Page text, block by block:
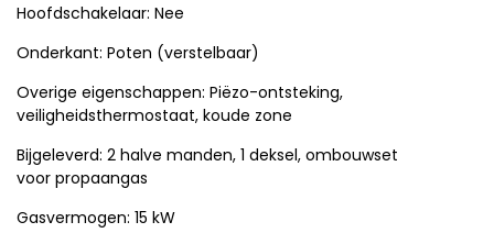
Hoofdschakelaar: Nee
Onderkant: Poten (verstelbaar)
Overige eigenschappen: Piëzo-ontsteking,
veiligheidsthermostaat, koude zone
Bijgeleverd: 2 halve manden, 1 deksel, ombouwset
voor propaangas
Gasvermogen: 15 kW